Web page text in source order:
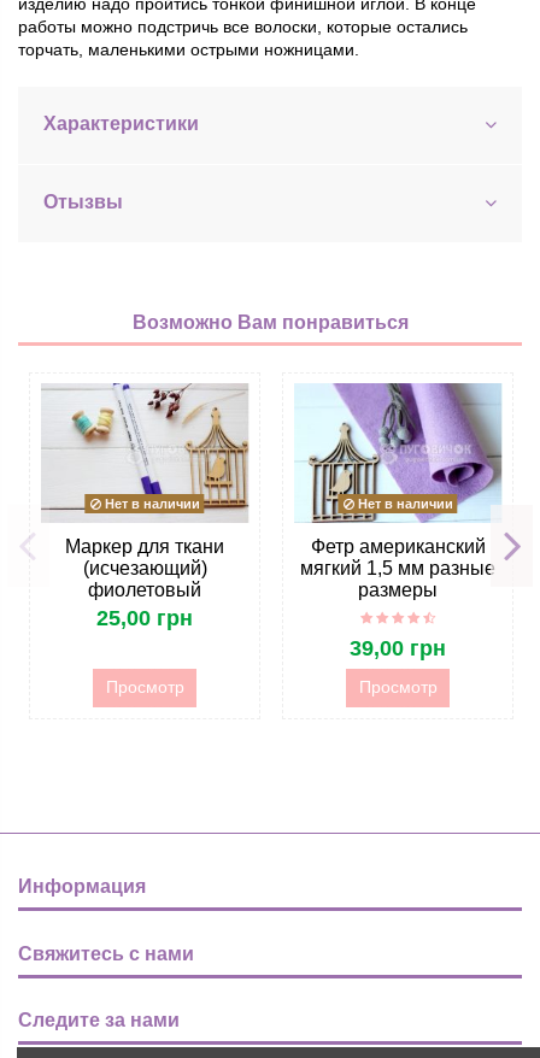
работы можно подстричь все волоски, которые остались
торчать, маленькими острыми ножницами.
Характеристики
Отызвы
Возможно Вам понравиться
Нет в наличии
Маркер для ткани
(исчезающий)
фиолетовый
25,00 грн
Просмотр
Нет в наличии
Фетр американский
мягкий 1,5 мм разные
размеры
39,00 грн
Просмотр
Информация
Свяжитесь с нами
Следите за нами